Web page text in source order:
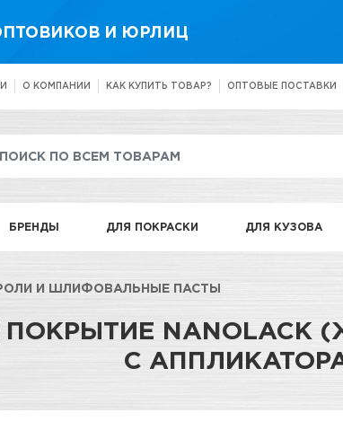
И ЮРЛИЦ
О КОМПАНИИ КАК КУПИТЬ ТОВАР? ОПТОВЫЕ ПОСТАВКИ
БРЕНДЫ ДЛЯ ПОКРАСКИ ДЛЯ КУЗОВА
И ШЛИФОВАЛЬНЫЕ ПАСТЫ
ПОКРЫТИЕ
С